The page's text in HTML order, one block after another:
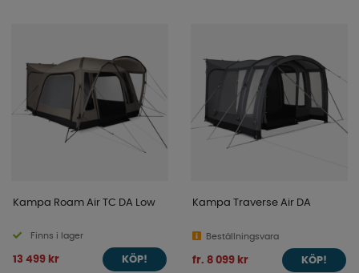
Kampa Roam Air TC DA Low
Finns i lager
13 499 kr KÖP!
Kampa Traverse Air DA
Beställningsvara
fr. 8 099 kr KÖP!